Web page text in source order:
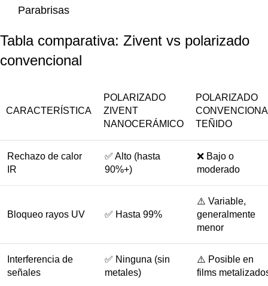
Parabrisas
Tabla comparativa: Zivent vs polarizado
convencional
CARACTERÍSTICA
POLARIZADO
ZIVENT
NANOCERÁMICO
POLARIZADO
TEÑIDO
Rechazo de calor
IR
✅ Alto (hasta
90%+)
❌ Bajo o
moderado
Bloqueo rayos UV ✅ Hasta 99%
⚠️ Variable,
generalmente
menor
Interferencia de
señales
✅ Ninguna (sin
metales)
⚠️ Posible en
films